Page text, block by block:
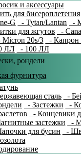
и аксессуары
для бисероплетения
G
- Tytan/Lantan
-
для жгутов
-
Micron 20s/3
- Капрон
ЛЛ
- 100 ЛЛ
рондели
фурнитура
сталь
-
- Застежки
-
- Концевики
застежки
-
для бусин
-